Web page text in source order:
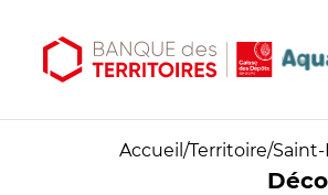
Accueil /Territoire/